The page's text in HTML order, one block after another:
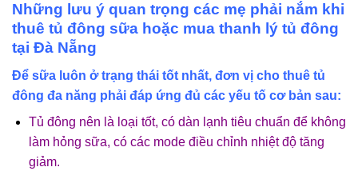
Những lưu ý quan trọng các mẹ phải nắm khi
thuê tủ đông sữa hoặc mua thanh lý tủ đông
tại Đà Nẵng
Để sữa luôn ở trạng thái tốt nhất, đơn vị cho thuê tủ
đông đa năng phải đáp ứng đủ các yếu tố cơ bản sau:
Tủ đông nên là loại tốt, có dàn lạnh tiêu chuẩn để không
làm hỏng sữa, có các mode điều chỉnh nhiệt độ tăng
giảm.